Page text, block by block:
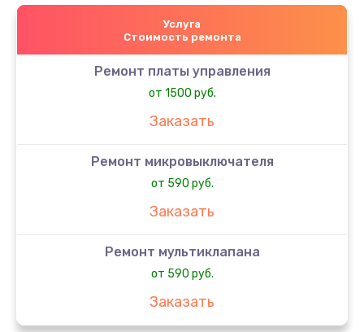
Услуга
Стоимость ремонта
Ремонт платы управления
от 1500 руб.
Заказать
Ремонт микровыключателя
от 590 руб.
Заказать
Ремонт мультиклапана
от 590 руб.
Заказать